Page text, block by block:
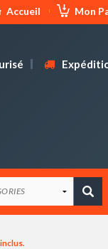
Accueil Mon